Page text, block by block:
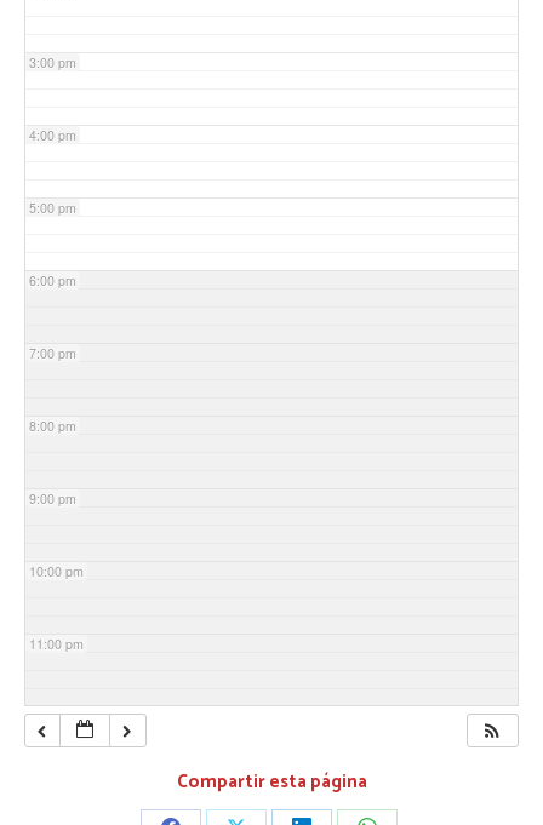
3:00 pm
4:00 pm
5:00 pm
6:00 pm
7:00 pm
8:00 pm
9:00 pm
10:00 pm
11:00 pm
Compartir esta página